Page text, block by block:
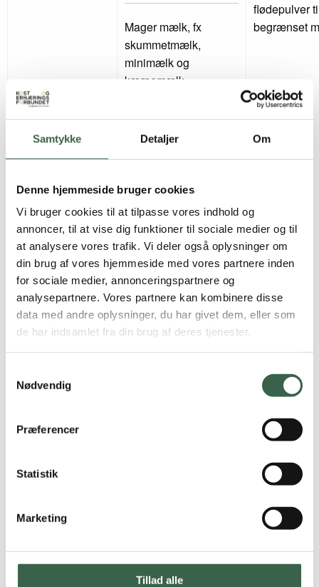
Samtykke Detaljer Om
Denne hjemmeside bruger cookies
Vi bruger cookies til at tilpasse vores indhold og
annoncer, til at vise dig funktioner til sociale medier og til
at analysere vores trafik. Vi deler også oplysninger om
din brug af vores hjemmeside med vores partnere inden
for sociale medier, annonceringspartnere og
analysepartnere. Vores partnere kan kombinere disse
data med andre oplysninger, du har givet dem, eller som
de har indsamlet fra din brug af deres tjenester.
Nødvendig
Præferencer
Statistik
Marketing
Tillad alle
Mager mælk, fx
skummetmælk,
minimælk og
kærnemælk
mælkeprodukter
(maks. 1,5 g fedt pr
begrænset tilsat
sukker
Magre oste, fx
skæreost (op til 30 +)
og hytteost (op til 5 g
fedt pr 100 g).
Feta- og parmesanost
kan med fordel bruges
flødepulver
begrænset